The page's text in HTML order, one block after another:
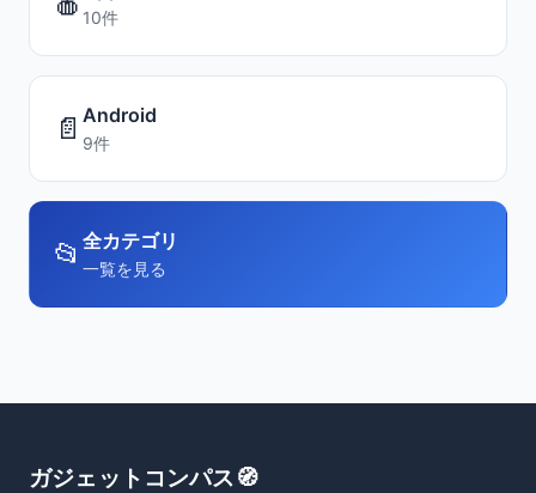
10件
📄 Android
9件
📂 全カテゴリ
一覧を見る
ガジェットコンパス🧭